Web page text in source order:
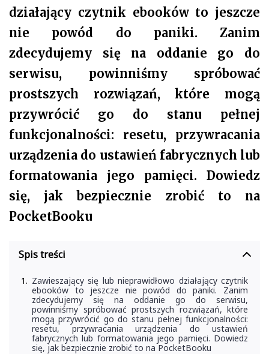
działający czytnik ebooków to jeszcze
nie powód do paniki. Zanim
zdecydujemy się na oddanie go do
serwisu, powinniśmy spróbować
prostszych rozwiązań, które mogą
przywrócić go do stanu pełnej
funkcjonalności: resetu, przywracania
urządzenia do ustawień fabrycznych lub
formatowania jego pamięci. Dowiedz
się, jak bezpiecznie zrobić to na
PocketBooku
Spis treści
Zawieszający się lub nieprawidłowo działający czytnik
ebooków to jeszcze nie powód do paniki. Zanim
zdecydujemy się na oddanie go do serwisu,
powinniśmy spróbować prostszych rozwiązań, które
mogą przywrócić go do stanu pełnej funkcjonalności:
resetu, przywracania urządzenia do ustawień
fabrycznych lub formatowania jego pamięci. Dowiedz
się, jak bezpiecznie zrobić to na PocketBooku